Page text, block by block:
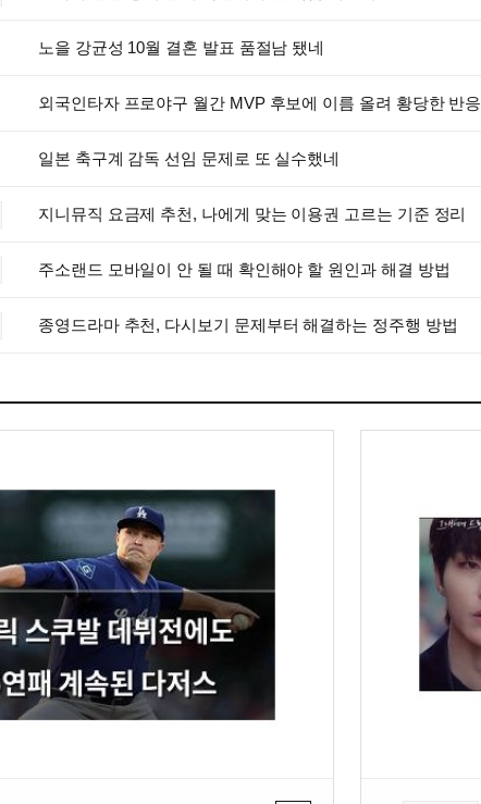
노을 강균성 10월 결혼 발표 품절남 됐네
외국인타자 프로야구 월간 MVP 후보에 이름 올려 황당한 반응
일본 축구계 감독 선임 문제로 또 실수했네
지니뮤직 요금제 추천, 나에게 맞는 이용권 고르는 기준 정리
주소랜드 모바일이 안 될 때 확인해야 할 원인과 해결 방법
종영드라마 추천, 다시보기 문제부터 해결하는 정주행 방법